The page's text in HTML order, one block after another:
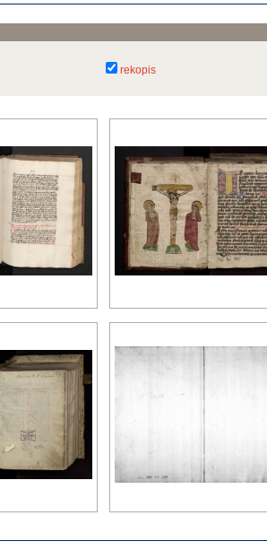
rekopis